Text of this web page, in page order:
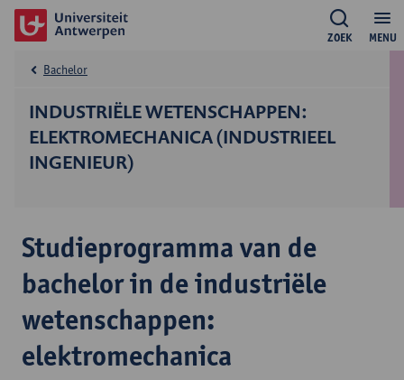
MENU
ZOEK
INDUSTRIËLE WETENSCHAPPEN:
ELEKTROMECHANICA (INDUSTRIEEL
INGENIEUR)
Bachelor
Studieprogramma van de
bachelor in de industriële
wetenschappen:
elektromechanica